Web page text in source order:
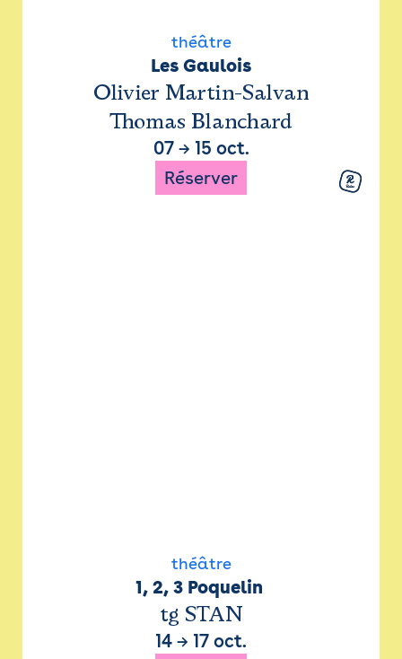
théâtre
Les Gaulois
Olivier Martin-Salvan
Thomas Blanchard
07→ 15 oct.
Réserver
théâtre
1, 2, 3 Poquelin
tg STAN
14 → 17 oct.